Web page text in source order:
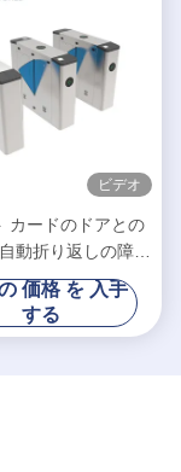
ビデオ
カードのドアとの
動折り返しの障壁
ートの高速
価格 を 入手
する